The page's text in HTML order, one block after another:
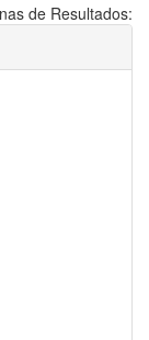
de Resultados: